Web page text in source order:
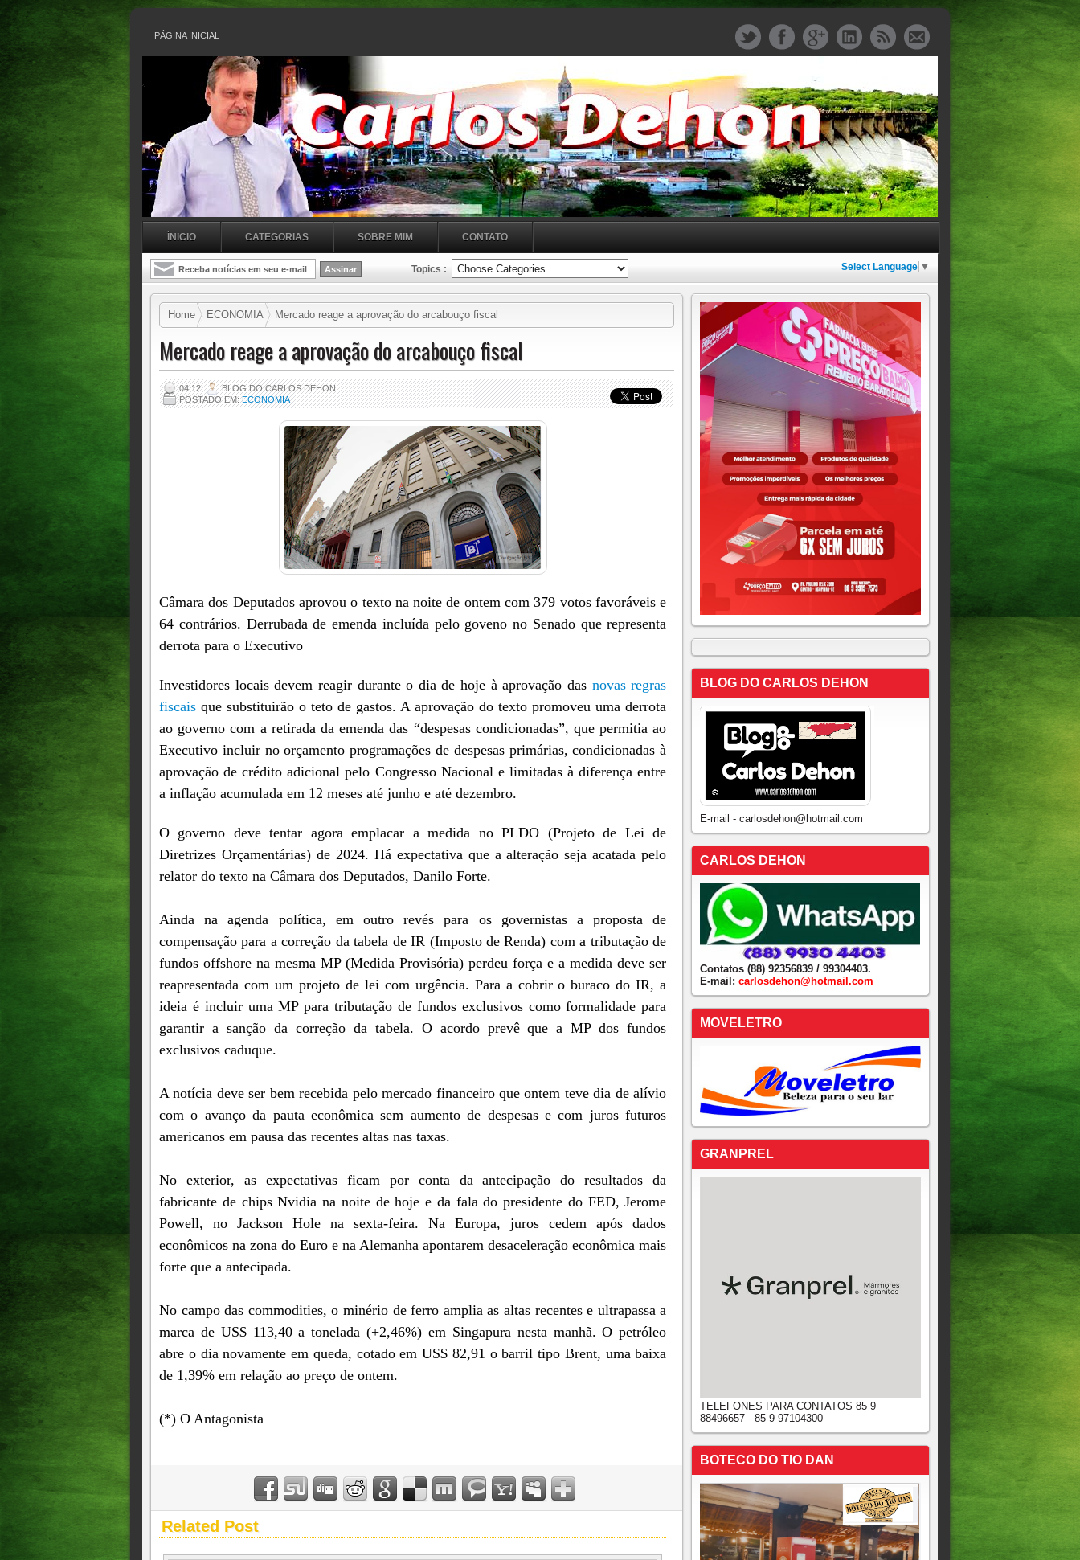
PÁGINA INICIAL
ÍNICIO CATEGORIAS SOBRE MIM CONTATO
Topics : Select Language ▼
Home ECONOMIA Mercado reage a aprovação do arcabouço fiscal
Mercado reage a aprovação do arcabouço fiscal
04:12
BLOG DO CARLOS DEHON
POSTADO EM:ECONOMIA
Câmara dos Deputados aprovou o texto na noite de ontem com 379 votos favoráveis e
64 contrários. Derrubada de emenda incluída pelo goveno no Senado que representa
derrota para o Executivo
Investidores locais devem reagir durante o dia de hoje à aprovação das novas regras
fiscais que substituirão o teto de gastos. A aprovação do texto promoveu uma derrota
ao governo com a retirada da emenda das “despesas condicionadas”, que permitia ao
Executivo incluir no orçamento programações de despesas primárias, condicionadas à
aprovação de crédito adicional pelo Congresso Nacional e limitadas à diferença entre
a inflação acumulada em 12 meses até junho e até dezembro.
O governo deve tentar agora emplacar a medida no PLDO (Projeto de Lei de
Diretrizes Orçamentárias) de 2024. Há expectativa que a alteração seja acatada pelo
relator do texto na Câmara dos Deputados, Danilo Forte.
Ainda na agenda política, em outro revés para os governistas a proposta de
compensação para a correção da tabela de IR (Imposto de Renda) com a tributação de
fundos offshore na mesma MP (Medida Provisória) perdeu força e a medida deve ser
reapresentada com um projeto de lei com urgência. Para a cobrir o buraco do IR, a
ideia é incluir uma MP para tributação de fundos exclusivos como formalidade para
garantir a sanção da correção da tabela. O acordo prevê que a MP dos fundos
exclusivos caduque.
A notícia deve ser bem recebida pelo mercado financeiro que ontem teve dia de alívio
com o avanço da pauta econômica sem aumento de despesas e com juros futuros
americanos em pausa das recentes altas nas taxas.
No exterior, as expectativas ficam por conta da antecipação do resultados da
fabricante de chips Nvidia na noite de hoje e da fala do presidente do FED, Jerome
Powell, no Jackson Hole na sexta-feira. Na Europa, juros cedem após dados
econômicos na zona do Euro e na Alemanha apontarem desaceleração econômica mais
forte que a antecipada.
No campo das commodities, o minério de ferro amplia as altas recentes e ultrapassa a
marca de US$ 113,40 a tonelada (+2,46%) em Singapura nesta manhã. O petróleo
abre o dia novamente em queda, cotado em US$ 82,91 o barril tipo Brent, uma baixa
de 1,39% em relação ao preço de ontem.
(*) O Antagonista
Related Post
BLOG DO CARLOS DEHON
E-mail - carlosdehon@hotmail.com
CARLOS DEHON
Contatos (88) 92356839 / 99304403.
E-mail: carlosdehon@hotmail.com
MOVELETRO
GRANPREL
TELEFONES PARA CONTATOS 85 9
88496657 - 85 9 97104300
BOTECO DO TIO DAN